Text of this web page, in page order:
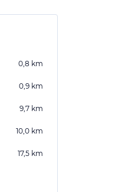
0,8 km
0,9 km
9,7 km
10,0 km
17,5 km